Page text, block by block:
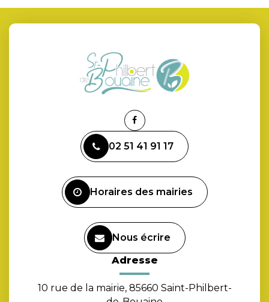
Lien
le
compte
02 51 41 91 17
Horaires des mairies
Nous écrire
Adresse
10 rue de la mairie, 85660 Saint-Philbert-